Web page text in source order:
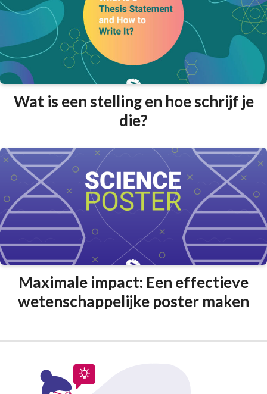
Wat is een stelling en hoe schrijf je
die?
Maximale impact: Een effectieve
wetenschappelijke poster maken